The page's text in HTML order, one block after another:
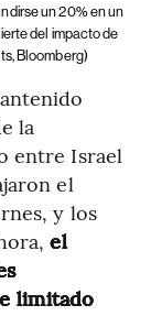
un 20% en un
del impacto de
Bloomberg)
la
entre Israel
el
y los
el
limitado